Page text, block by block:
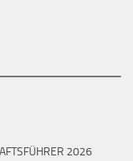
2026